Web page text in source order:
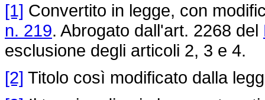
[1] Convertito in legge, con
n. 219. Abrogato dall'art. 2268 del
esclusione degli articoli 2, 3 e 4.
[2] Titolo così modificato dalla